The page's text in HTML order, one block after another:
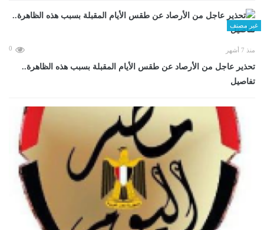
غير مصنف
منذ 7 أشهر 0
تحذير عاجل من الأرصاد عن طقس الأيام المقبلة بسبب هذه الظاهرة..
تفاصيل